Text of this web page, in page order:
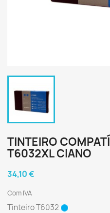
TINTEIRO
T6032XL CIANO
34,10 €
Com IVA
Tinteiro T6032